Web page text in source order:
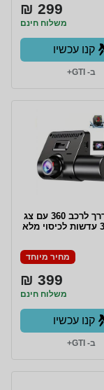
299 ₪
משלוח חינם
קנו עכשיו
ב- GTI+
מצלמת דרך לרכב 360 עם צג
מחיר מיוחד
399 ₪
משלוח חינם
קנו עכשיו
ב- GTI+